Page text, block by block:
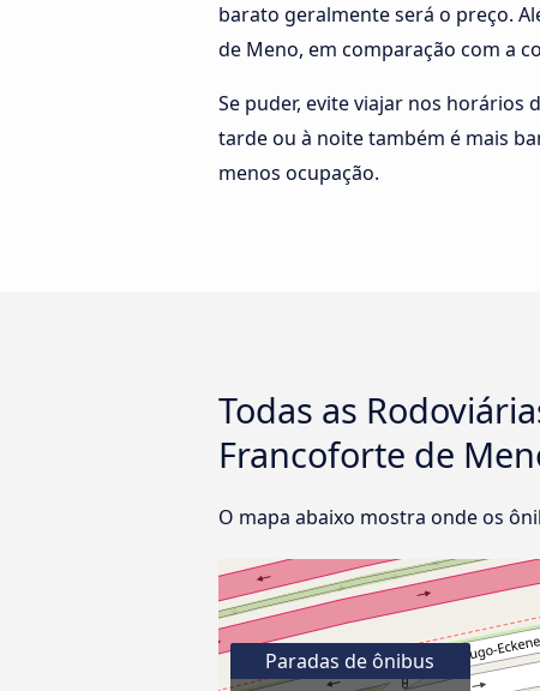
barato geralmente será o preço.
de Meno, em comparação com a
Se puder, evite viajar nos horários
tarde ou à noite também é mais
menos ocupação.
Todas as
Francoforte de
O mapa abaixo mostra onde os
Paradas de ônibus